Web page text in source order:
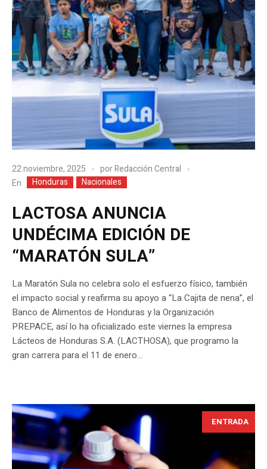
22 noviembre, 2025 porRedacción Central
En
Honduras Nacionales
LACTOSA ANUNCIA
UNDÉCIMA EDICIÓN DE
“MARATÓN SULA”
La Maratón Sula no celebra solo el esfuerzo físico, también
el impacto social y reafirma su apoyo a “La Cajita de nena”, el
Banco de Alimentos de Honduras y la Organización
PREPACE, así lo ha oficializado este viernes la empresa
Lácteos de Honduras S.A. (LACTHOSA), que programo la
gran carrera para el 11 de enero...
ENTRADA